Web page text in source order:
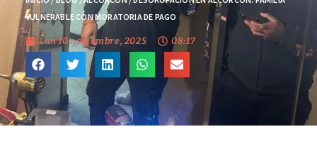
VULNERABLE CON MORATORIA DE PAGO
Lun 10 noviembre, 2025 08:17